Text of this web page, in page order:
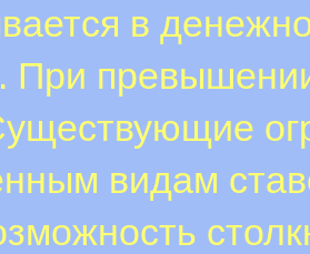
в
При
видам